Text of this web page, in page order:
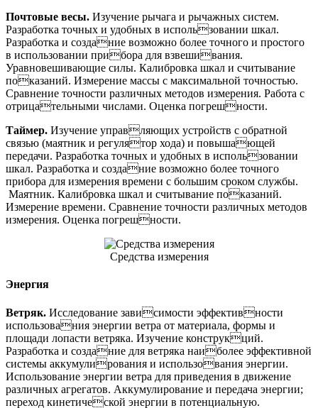
Почтовые весы. Изучение рычага и рычажных систем.
Разработка точных и удобных в использовании шкал.
Разработка и создание возможно более точного и простого
в использовании прибора для взвешивания.
Уравновешивающие силы. Калибровка шкал и считывание
показаний. Измерение массы с максимальной точностью.
Сравнение точности различных методов измерения. Работа с
отрицательными числами. Оценка погрешности.
Таймер. Изучение управляющих устройств с обратной
связью (маятник и регулятор хода) и повышающей
передачи. Разработка точных и удобных в использовании
шкал. Разработка и создание возможно более точного
прибора для измерения времени с большим сроком службы.
Маятник. Калибровка шкал и считывание показаний.
Измерение времени. Сравнение точности различных методов
измерения. Оценка погрешности.
Средства измерения
Энергия
Ветряк. Исследование зависимости эффективности
использования энергии ветра от материала, формы и
площади лопасти ветряка. Изучение конструкций.
Разработка и создание для ветряка наиболее эффективной
системы аккумулирования и использования энергии.
Использование энергии ветра для приведения в движение
различных агрегатов. Аккумулирование и передача энергии;
переход кинетической энергии в потенциальную.